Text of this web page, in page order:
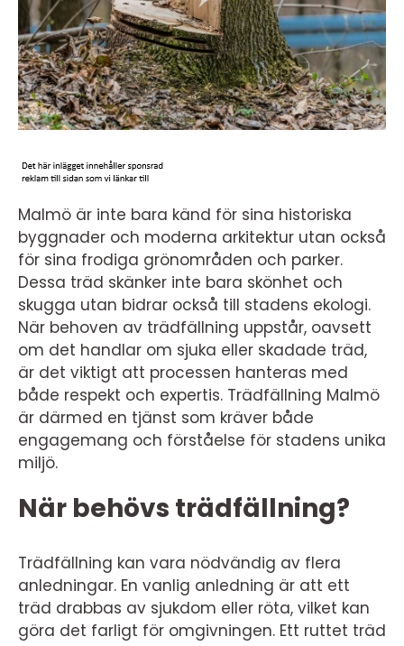
Malmö är inte bara känd för sina historiska
byggnader och moderna arkitektur utan också
för sina frodiga grönområden och parker.
Dessa träd skänker inte bara skönhet och
skugga utan bidrar också till stadens ekologi.
När behoven av trädfällning uppstår, oavsett
om det handlar om sjuka eller skadade träd,
är det viktigt att processen hanteras med
både respekt och expertis. Trädfällning Malmö
är därmed en tjänst som kräver både
engagemang och förståelse för stadens unika
miljö.
När behövs trädfällning?
Trädfällning kan vara nödvändig av flera
anledningar. En vanlig anledning är att ett
träd drabbas av sjukdom eller röta, vilket kan
göra det farligt för omgivningen. Ett ruttet träd